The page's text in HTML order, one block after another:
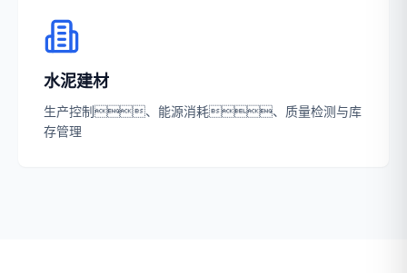
水泥建材
生产控制、能源消耗、质量检测与库
存管理